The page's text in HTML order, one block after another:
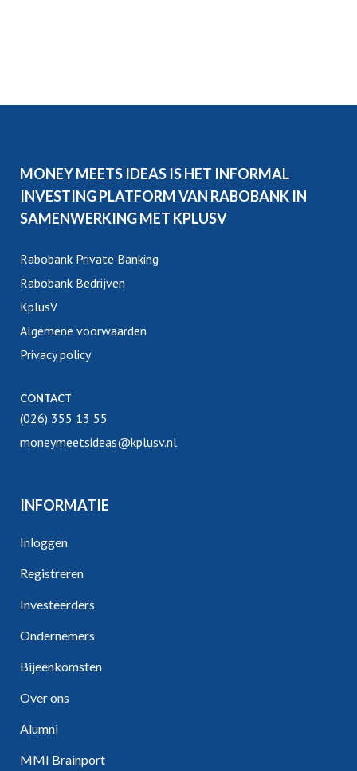
MONEY MEETS IDEAS IS HET INFORMAL
INVESTING PLATFORM VAN RABOBANK IN
SAMENWERKING MET KPLUSV
Rabobank Private Banking
Rabobank Bedrijven
KplusV
Algemene voorwaarden
Privacy policy
CONTACT
(026) 355 13 55
moneymeetsideas@kplusv.nl
INFORMATIE
Inloggen
Registreren
Investeerders
Ondernemers
Bijeenkomsten
Over ons
Alumni
MMI Brainport